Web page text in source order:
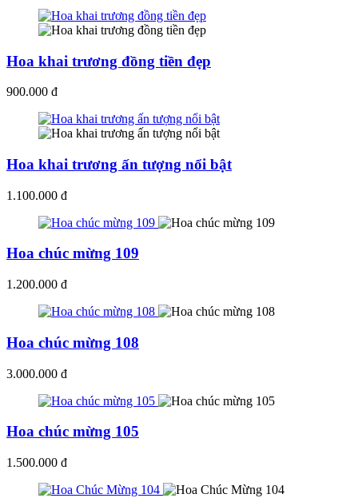
Hoa khai trương đồng tiền đẹp
900.000 đ
Hoa khai trương ấn tượng nổi bật
1.100.000 đ
Hoa chúc mừng 109
1.200.000 đ
Hoa chúc mừng 108
3.000.000 đ
Hoa chúc mừng 105
1.500.000 đ